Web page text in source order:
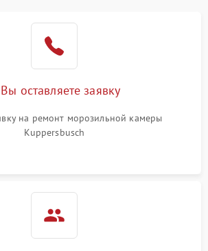
оставляете заявку
на ремонт морозильной камеры
Kuppersbusch